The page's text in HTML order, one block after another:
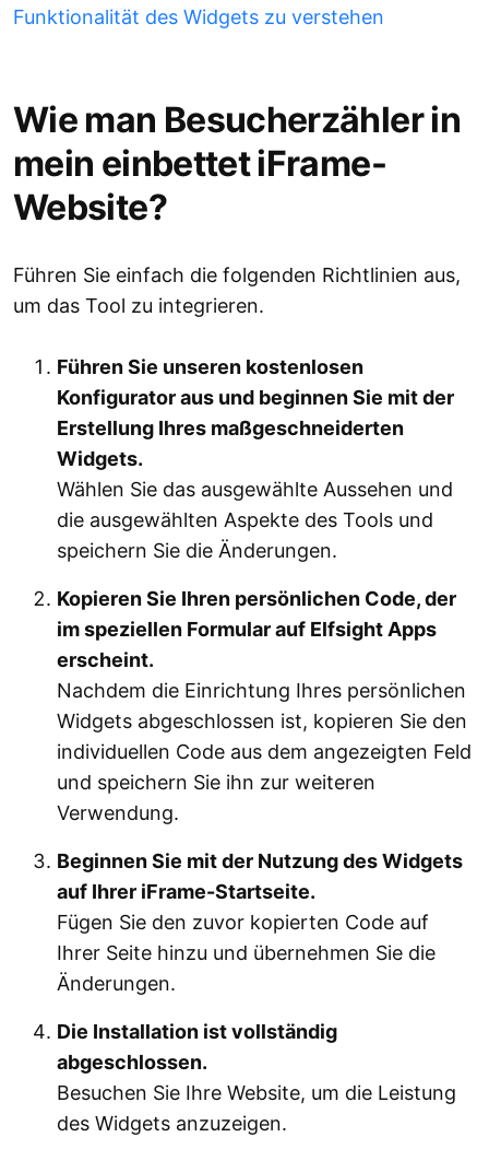
Funktionalität des Widgets zu verstehen
Wie man Besucherzähler in
mein einbettet iFrame-
Website?
Führen Sie einfach die folgenden Richtlinien aus,
um das Tool zu integrieren.
Führen Sie unseren kostenlosen
Konfigurator aus und beginnen Sie mit der
Erstellung Ihres maßgeschneiderten
Widgets.
Wählen Sie das ausgewählte Aussehen und
die ausgewählten Aspekte des Tools und
speichern Sie die Änderungen.
Kopieren Sie Ihren persönlichen Code, der
im speziellen Formular auf Elfsight Apps
erscheint.
Nachdem die Einrichtung Ihres persönlichen
Widgets abgeschlossen ist, kopieren Sie den
individuellen Code aus dem angezeigten Feld
und speichern Sie ihn zur weiteren
Verwendung.
Beginnen Sie mit der Nutzung des Widgets
auf Ihrer iFrame-Startseite.
Fügen Sie den zuvor kopierten Code auf
Ihrer Seite hinzu und übernehmen Sie die
Änderungen.
Die Installation ist vollständig
abgeschlossen.
Besuchen Sie Ihre Website, um die Leistung
des Widgets anzuzeigen.